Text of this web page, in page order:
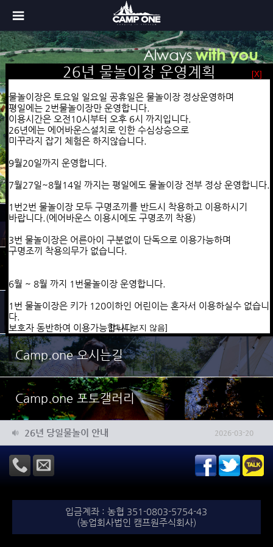
Camp.one 소개
Camp.one 예약안내
Camp.one 오시는길
Camp.one 포토갤러리
26년 당일물놀이 안내 2026-03-20
26년 물놀이장 운영계획 2026-03-20
입금계좌 : 농협 351-0803-5754-43
(농업회사법인 캠프원주식회사)
[X]
장박안내(변경되었습니다)
24~25년도 장박 요금 안내
1년 장박요청시 일시불로 진행하시면
텐트 235만 카라반 255만으로 이용하실수 있습니다.
9월~4월까지 (금토일 공휴일 4주기준)
일반텐트 22만원 / 카라반 26만원
7,8월 금토일 공휴일 4주기준
(7월 마지막주 8월 첫째주 평일이용 가능)
[다시 보지 않음]
[X]
26년 당일물놀이 안내
이용기간
5월1일~8월31일까지 토,일요일 공휴일은 물놀이장 전부 정상 운영
평일에는 2번 물놀이장만 운영합니다.
7월27일~8월15일까지 평일에도 물놀이장 전부 정상 운영합니다.
이용요금
평상 1개당 -> 20,000원
단체할인
- 70명이상(1인당) -> 6,000원
- 100명이상(1인당) -> 5,000원
버너,불판,가위,집게 set ->15,000원
구명조끼 1개당 -> 5,000원
​010-5925-0606으로
문자보내주시면 계좌번호랑 금액을 문자로 회신해드리겠습니다.
[다시 보지 않음]
[X]
26년 물놀이장 운영계획
물놀이장은 토요일 일요일 공휴일은 물놀이장 정상운영하며
평일에는 2번물놀이장만 운영합니다.
이용시간은 오전10시부터 오후 6시 까지입니다.
26년에는 에어바운스설치로 인한 수심상승으로
미꾸라지 잡기 체험은 하지않습니다.
9월20일까지 운영합니다.
7월27일~8월14일 까지는 평일에도 물놀이장 전부 정상 운영합니다.
1번2번 물놀이장 모두 구명조끼를 반드시 착용하고 이용하시기
바랍니다.(에어바운스 이용시에도 구명조끼 착용)
3번 물놀이장은 어른아이 구분없이 단독으로 이용가능하며
구명조끼 착용의무가 없습니다.
6월 ~ 8월 까지 1번물놀이장 운영합니다.
1번 물놀이장은 키가 120이하인 어린이는 혼자서 이용하실수 없습니
다.
보호자 동반하여 이용가능합니다.[다시 보지 않음]